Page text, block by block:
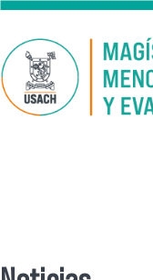
Pasar al contenido